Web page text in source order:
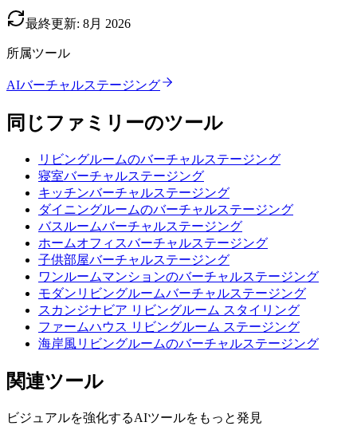
最終更新: 8月 2026
所属ツール
AIバーチャルステージング
同じファミリーのツール
リビングルームのバーチャルステージング
寝室バーチャルステージング
キッチンバーチャルステージング
ダイニングルームのバーチャルステージング
バスルームバーチャルステージング
ホームオフィスバーチャルステージング
子供部屋バーチャルステージング
ワンルームマンションのバーチャルステージング
モダンリビングルームバーチャルステージング
スカンジナビア リビングルーム スタイリング
ファームハウス リビングルーム ステージング
海岸風リビングルームのバーチャルステージング
関連ツール
ビジュアルを強化するAIツールをもっと発見